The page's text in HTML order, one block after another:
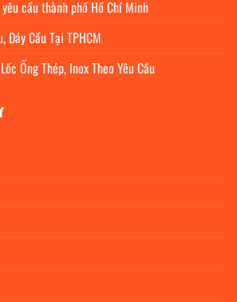
cầu thành phố Hồ Chí Minh
Đáy Cầu Tại TPHCM
Ống Thép, Inox Theo Yêu Cầu